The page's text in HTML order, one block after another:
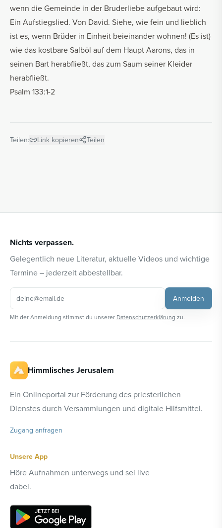
wenn die Gemeinde in der Bruderliebe aufgebaut wird:
Ein Aufstiegslied. Von David. Siehe, wie fein und lieblich
ist es, wenn Brüder in Einheit beieinander wohnen! (Es ist)
wie das kostbare Salböl auf dem Haupt Aarons, das in
seinen Bart herabfließt, das zum Saum seiner Kleider
herabfließt.
Psalm 133:1-2
Teilen: Link kopieren Teilen
Nichts verpassen.
Gelegentlich neue Literatur, aktuelle Videos und wichtige
Termine – jederzeit abbestellbar.
Anmelden
Mit der Anmeldung stimmst du unserer Datenschutzerklärung zu.
Himmlisches Jerusalem
Ein Onlineportal zur Förderung des priesterlichen
Dienstes durch Versammlungen und digitale Hilfsmittel.
Zugang anfragen
Unsere App
Höre Aufnahmen unterwegs und sei live
dabei.